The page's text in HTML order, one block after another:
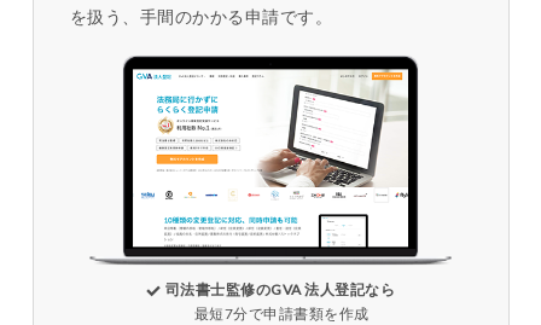
を扱う、手間のかかる申請です。
司法書士監修のGVA 法人登記なら
最短7分で申請書類を作成